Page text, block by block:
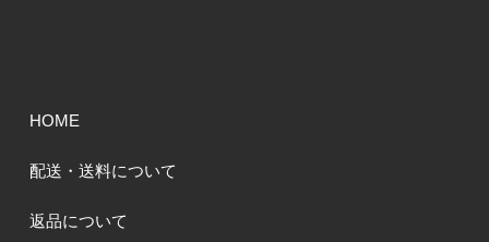
HOME
配送・送料について
返品について